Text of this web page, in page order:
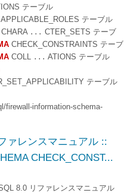
テーブル
APPLICABLE_ROLES テーブル
CHARA ... CTER_SETS テーブ
CHECK_CONSTRAINTS テーブ
COLL ... ATIONS テーブル
テーブル
firewall-information-schema-
ァレンスマニュアル ::
CHECK_CONST...
8.0 リファレンスマニュアル